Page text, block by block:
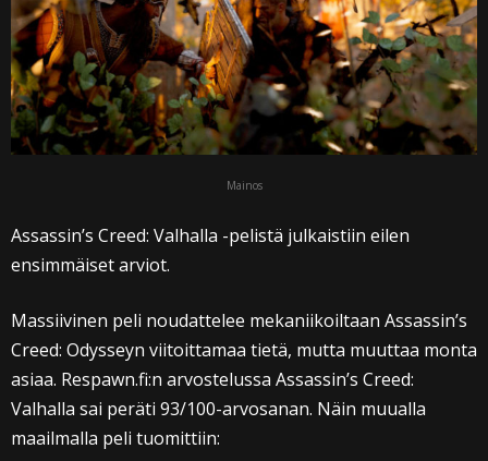
Mainos
Assassin’s Creed: Valhalla -pelistä julkaistiin eilen
ensimmäiset arviot.
Massiivinen peli noudattelee mekaniikoiltaan Assassin’s
Creed: Odysseyn viitoittamaa tietä, mutta muuttaa monta
asiaa. Respawn.fi:n arvostelussa Assassin’s Creed:
Valhalla sai peräti 93/100-arvosanan. Näin muualla
maailmalla peli tuomittiin: